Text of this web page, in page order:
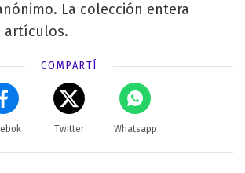
La colección entera
artículos.
COMPARTÍ
Twitter Whatsapp